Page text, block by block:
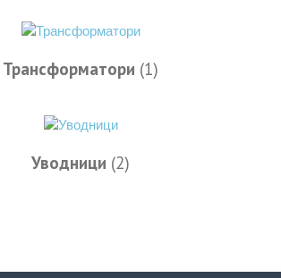
Трансформатори (1)
Уводници (2)